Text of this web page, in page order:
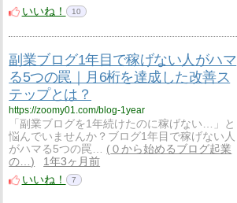
いいね！
10
副業ブログ1年目で稼げない人がハマ
る5つの罠｜月6桁を達成した改善ス
テップとは？
https://zoomy01.com/blog-1year
「副業ブログを1年続けたのに稼げない…」と
悩んでいませんか？ブログ1年目で稼げない人
がハマる5つの罠…
０から始めるブログ起業
の…
1年3ヶ月前
いいね！
7